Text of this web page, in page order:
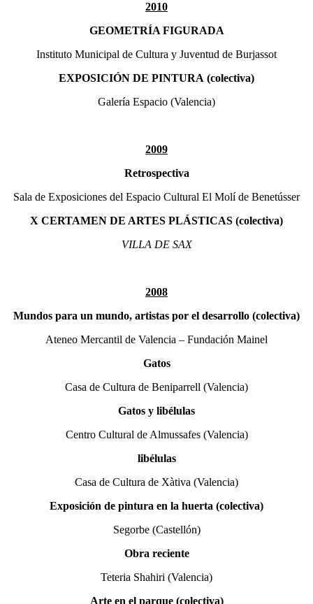
2010
GEOMETRÍA FIGURADA
Instituto Municipal de Cultura y Juventud de Burjassot
EXPOSICIÓN DE PINTURA (colectiva)
Galería Espacio (Valencia)
2009
Retrospectiva
Sala de Exposiciones del Espacio Cultural El Molí de Benetússer
X CERTAMEN DE ARTES PLÁSTICAS (colectiva)
VILLA DE SAX
2008
Mundos para un mundo, artistas por el desarrollo (colectiva)
Ateneo Mercantil de Valencia – Fundación Mainel
Gatos
Casa de Cultura de Beniparrell (Valencia)
Gatos y libélulas
Centro Cultural de Almussafes (Valencia)
libélulas
Casa de Cultura de Xàtiva (Valencia)
Exposición de pintura en la huerta (colectiva)
Segorbe (Castellón)
Obra reciente
Teteria Shahiri (Valencia)
Arte en el parque (colectiva)